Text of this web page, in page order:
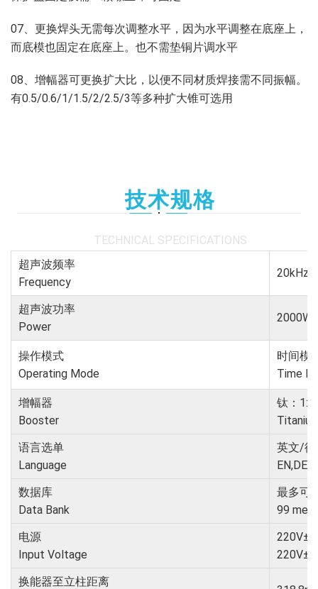
07、更换焊头无需每次调整水平，因为水平调整在底座上，
而底模也固定在底座上。也不需垫铜片调水平
08、增幅器可更换扩大比，以便不同材质焊接需不同振幅。
有0.5/0.6/1/1.5/2/2.5/3等多种扩大锥可选用
技术规格
TECHNICAL SPECIFICATIONS
超声波频率
Frequency
20kHz
超声波功率
Power
操作模式
Operating Mode
时间模
Time
增幅器
Booster
钛：
语言选单
Language
英文/
数据库
Data Bank
最多可
99
电源
Input Voltage
换能器至立柱距离